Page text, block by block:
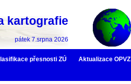
kartografie
pátek 7.srpna 2026
přesnosti ZÚ
Aktualizace OPVZ